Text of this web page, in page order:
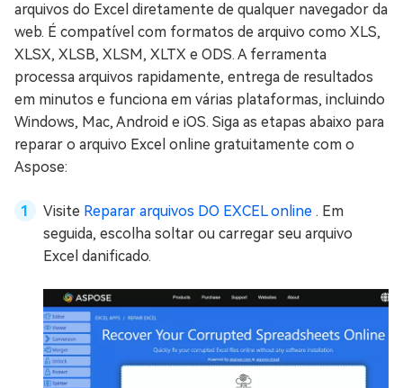
arquivos do Excel diretamente de qualquer navegador da
web. É compatível com formatos de arquivo como XLS,
XLSX, XLSB, XLSM, XLTX e ODS. A ferramenta
processa arquivos rapidamente, entrega de resultados
em minutos e funciona em várias plataformas, incluindo
Windows, Mac, Android e iOS. Siga as etapas abaixo para
reparar o arquivo Excel online gratuitamente com o
Aspose:
Visite Reparar arquivos DO EXCEL online . Em
seguida, escolha soltar ou carregar seu arquivo
Excel danificado.